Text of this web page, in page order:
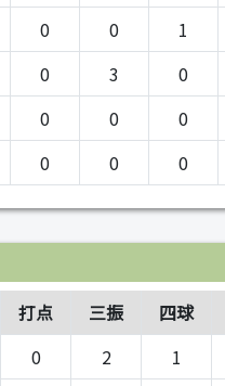
0 0 1
0 3 0
0 0 0
0 0 0
打点 三振 四球
0 2 1